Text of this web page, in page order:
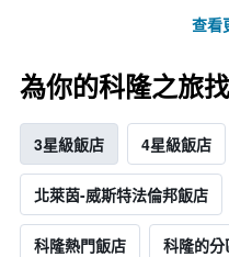
查看
為你的科隆之旅
3星級飯店 4星級飯店
北萊茵-威斯特法倫邦飯店
科隆熱門飯店 科隆的分